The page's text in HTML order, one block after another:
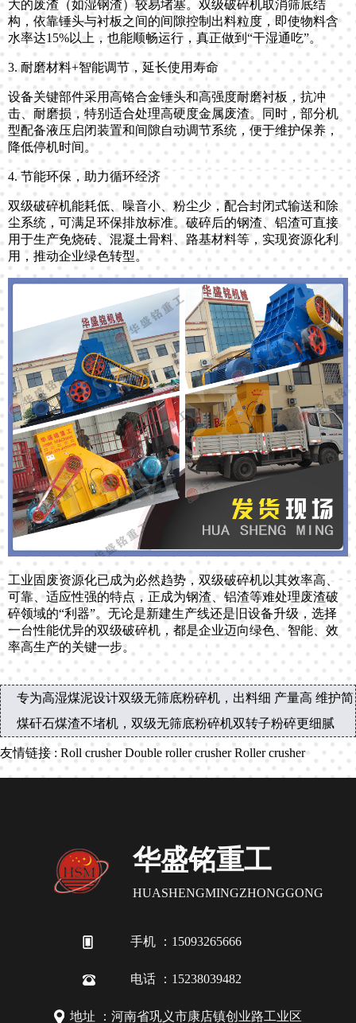
大的废渣（如湿钢渣）较易堵塞。双级破碎机取消筛底结
构，依靠锤头与衬板之间的间隙控制出料粒度，即使物料含
水率达15%以上，也能顺畅运行，真正做到“干湿通吃”。
3. 耐磨材料+智能调节，延长使用寿命
设备关键部件采用高铬合金锤头和高强度耐磨衬板，抗冲
击、耐磨损，特别适合处理高硬度金属废渣。同时，部分机
型配备液压启闭装置和间隙自动调节系统，便于维护保养，
降低停机时间。
4. 节能环保，助力循环经济
双级破碎机能耗低、噪音小、粉尘少，配合封闭式输送和除
尘系统，可满足环保排放标准。破碎后的钢渣、铝渣可直接
用于生产免烧砖、混凝土骨料、路基材料等，实现资源化利
用，推动企业绿色转型。
工业固废资源化已成为必然趋势，双级破碎机以其效率高、
可靠、适应性强的特点，正成为钢渣、铝渣等难处理废渣破
碎领域的“利器”。无论是新建生产线还是旧设备升级，选择
一台性能优异的双级破碎机，都是企业迈向绿色、智能、效
率高生产的关键一步。
专为高湿煤泥设计双级无筛底粉碎机，出料细 产量高 维护简
煤矸石煤渣不堵机，双级无筛底粉碎机双转子粉碎更细腻
友情链接: Roll crusher Double roller crusher Roller crusher
华盛铭重工
HUASHENGMINGZHONGGONG
手机 ：15093265666
电话 ：15238039482
地址 ：河南省巩义市康店镇创业路工业区